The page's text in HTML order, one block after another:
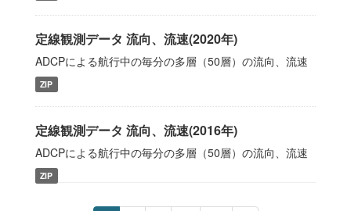
定線観測データ 流向、流速(2020年)
ADCPによる航行中の毎分の多層（50層）の流向、流速
ZIP
定線観測データ 流向、流速(2016年)
ADCPによる航行中の毎分の多層（50層）の流向、流速
ZIP